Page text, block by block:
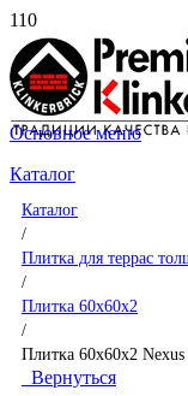
Основное меню
Каталог
Каталог
/
Плитка для террас
/
Плитка 60x60x2
/
Плитка 60x60x2
Вернуться